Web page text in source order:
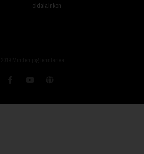
oldalainkon